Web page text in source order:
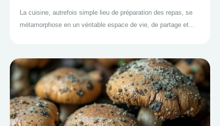
La cuisine, autrefois simple lieu de préparation des repas, se
métamorphose en un véritable espace de vie, de partage et...